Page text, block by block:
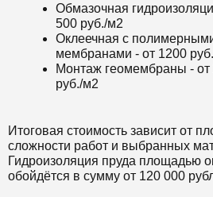
Обмазочная
500 руб./м2
Оклеечная с
мембранами - от 1200
Монтаж геомембраны - от
руб./м2
Итоговая стоимость зависит от
сложности работ и выбранных
Гидроизоляция пруда площадью
обойдётся в сумму от 120 000